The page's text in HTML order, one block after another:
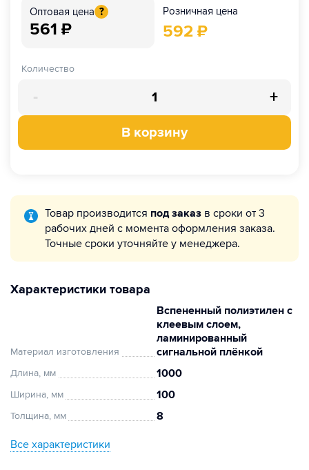
Оптовая цена ?
561 ₽
Розничная цена
592 ₽
Количество
- +
В корзину
Товар производится под заказ в сроки от 3
рабочих дней с момента оформления заказа.
Точные сроки уточняйте у менеджера.
Характеристики товара
Материал изготовления
Вспененный полиэтилен с
клеевым слоем,
ламинированный
сигнальной плёнкой
Длина, мм 1000
Ширина, мм 100
Толщина, мм 8
Все характеристики